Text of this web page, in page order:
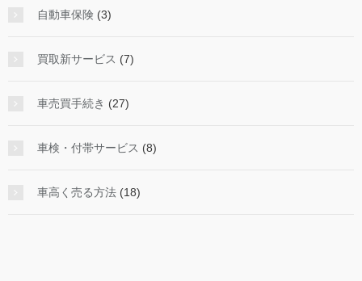
自動車保険 (3)
買取新サービス (7)
車売買手続き (27)
車検・付帯サービス (8)
車高く売る方法 (18)